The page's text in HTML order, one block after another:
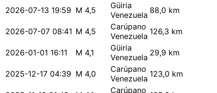
2026-07-13 19:59 M 4,5
Güiria
Venezuela 88,0 km
2026-07-07 08:41 M 4,5
Carúpano
Venezuela 126,3 km
2026-01-01 16:11 M 4,1
Güiria
Venezuela 29,9 km
2025-12-17 04:39 M 4,0
Carúpano
Venezuela 123,0 km
Carúpano